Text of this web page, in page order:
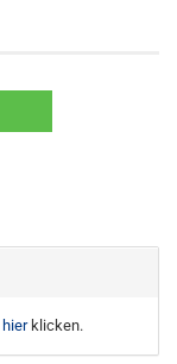
hierklicken.